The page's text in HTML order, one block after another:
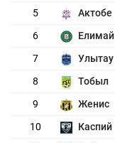
5
Актобе
6
Елимай
7
Улытау
8
Тобыл
9
Женис
10
Каспий